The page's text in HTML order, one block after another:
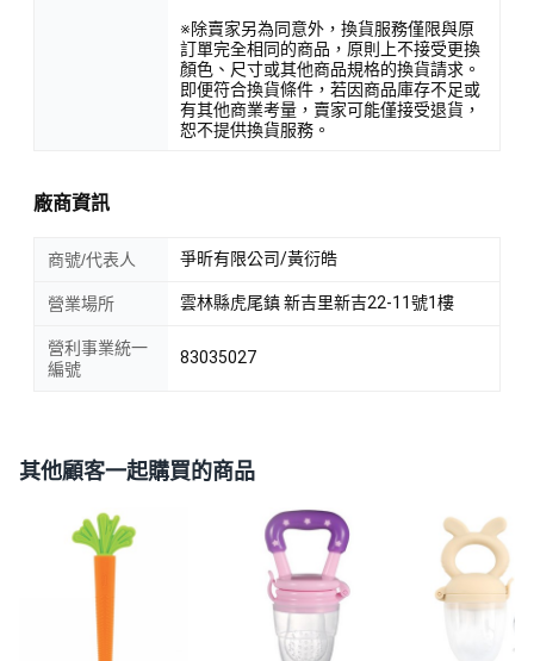
※除賣家另為同意外，換貨服務僅限與原
訂單完全相同的商品，原則上不接受更換
顏色、尺寸或其他商品規格的換貨請求。
即便符合換貨條件，若因商品庫存不足或
有其他商業考量，賣家可能僅接受退貨，
恕不提供換貨服務。
廠商資訊
商號/代表人 爭昕有限公司/黃衍皓
營業場所 雲林縣虎尾鎮 新吉里新吉22-11號1樓
營利事業統一
編號
83035027
其他顧客一起購買的商品